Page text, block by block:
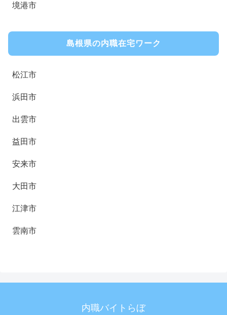
境港市
島根県の内職在宅ワーク
松江市
浜田市
出雲市
益田市
安来市
大田市
江津市
雲南市
内職バイトらぼ